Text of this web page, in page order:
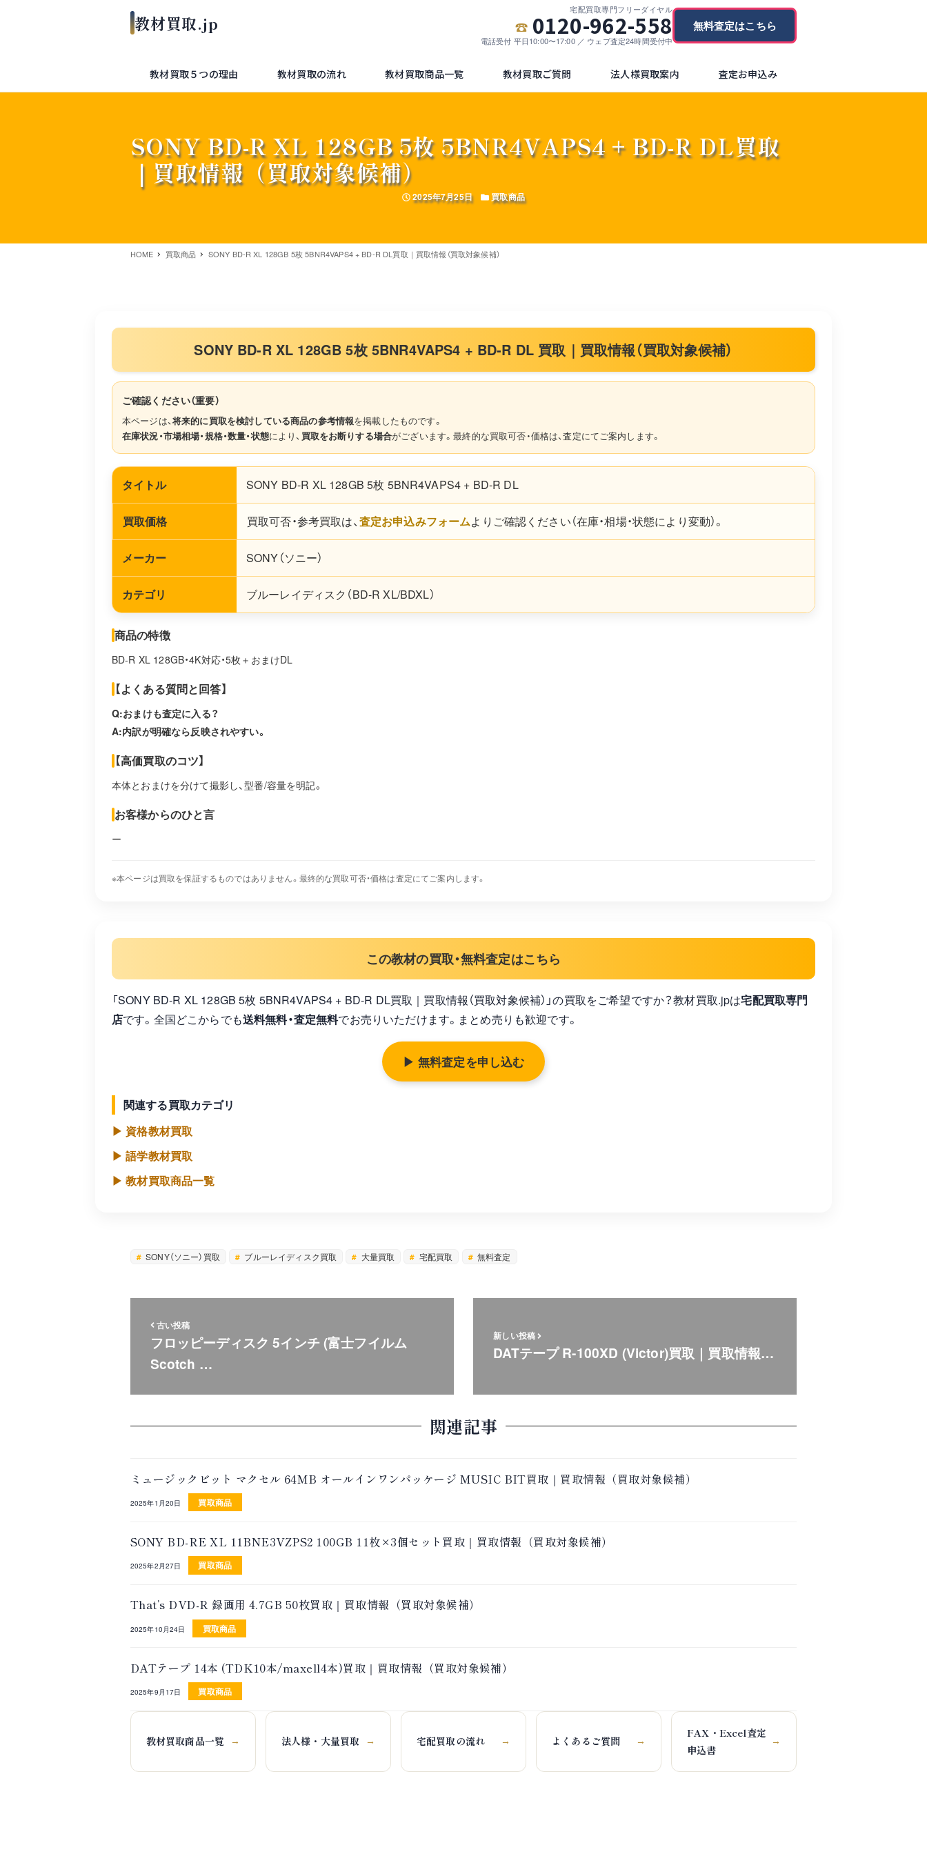
宅配買取専門フリーダイヤル
0120-962-558
電話受付 平日10:00〜17:00 ／ ウェブ査定24時間受付中
無料査定はこちら
教材買取５つの理由 教材買取の流れ 教材買取商品一覧 教材買取ご質問 法人様買取案内 査定お申込み
SONY BD-R XL 128GB 5枚 5BNR4VAPS4 + BD-R DL買取
｜買取情報（買取対象候補）
投稿日
2025年7月25日 カテゴリー
買取商品
HOME 買取商品 SONY BD-R XL 128GB 5枚 5BNR4VAPS4 + BD-R DL買取｜買取情報（買取対象候補）
SONY BD-R XL 128GB 5枚 5BNR4VAPS4 + BD-R DL 買取｜買取情報（買取対象候補）
ご確認ください（重要）
本ページは、将来的に買取を検討している商品の参考情報を掲載したものです。
在庫状況・市場相場・規格・数量・状態により、 買取をお断りする場合がございます。最終的な買取可否・価格は、査定にてご案内します。
タイトル SONY BD-R XL 128GB 5枚 5BNR4VAPS4 + BD-R DL
買取価格 買取可否・参考買取は、査定お申込みフォームよりご確認ください（在庫・相場・状態により変動）。
メーカー SONY（ソニー）
カテゴリ ブルーレイディスク（BD-R XL/BDXL）
商品の特徴
BD-R XL 128GB・4K対応・5枚＋おまけDL
【よくある質問と回答】
Q:おまけも査定に入る？
A:内訳が明確なら反映されやすい。
【高価買取のコツ】
本体とおまけを分けて撮影し、型番/容量を明記。
お客様からのひと言
ー
※本ページは買取を保証するものではありません。最終的な買取可否・価格は査定にてご案内します。
この教材の買取・無料査定はこちら
「SONY BD-R XL 128GB 5枚 5BNR4VAPS4 + BD-R DL買取｜買取情報（買取対象候補）」の買取をご希望ですか？教材買取.jpは宅配買取専門
店です。全国どこからでも送料無料・査定無料でお売りいただけます。まとめ売りも歓迎です。
▶ 無料査定を申し込む
関連する買取カテゴリ
▶ 資格教材買取
▶ 語学教材買取
▶ 教材買取商品一覧
SONY（ソニー）買取 ブルーレイディスク買取 大量買取 宅配買取 無料査定
古い投稿
フロッピーディスク 5インチ (富士フイルム
Scotch …
新しい投稿
DATテープ R-100XD (Victor)買取｜買取情報…
関連記事
ミュージックビット マクセル 64MB オールインワンパッケージ MUSIC BIT買取｜買取情報（買取対象候補）
2025年1月20日 買取商品
SONY BD-RE XL 11BNE3VZPS2 100GB 11枚×3個セット買取｜買取情報（買取対象候補）
2025年2月27日 買取商品
That’s DVD-R 録画用 4.7GB 50枚買取｜買取情報（買取対象候補）
2025年10月24日 買取商品
DATテープ 14本 (TDK10本/maxell4本)買取｜買取情報（買取対象候補）
2025年9月17日 買取商品
教材買取商品一覧 → 法人様・大量買取 → 宅配買取の流れ → よくあるご質問 →
FAX・Excel査定
申込書
→